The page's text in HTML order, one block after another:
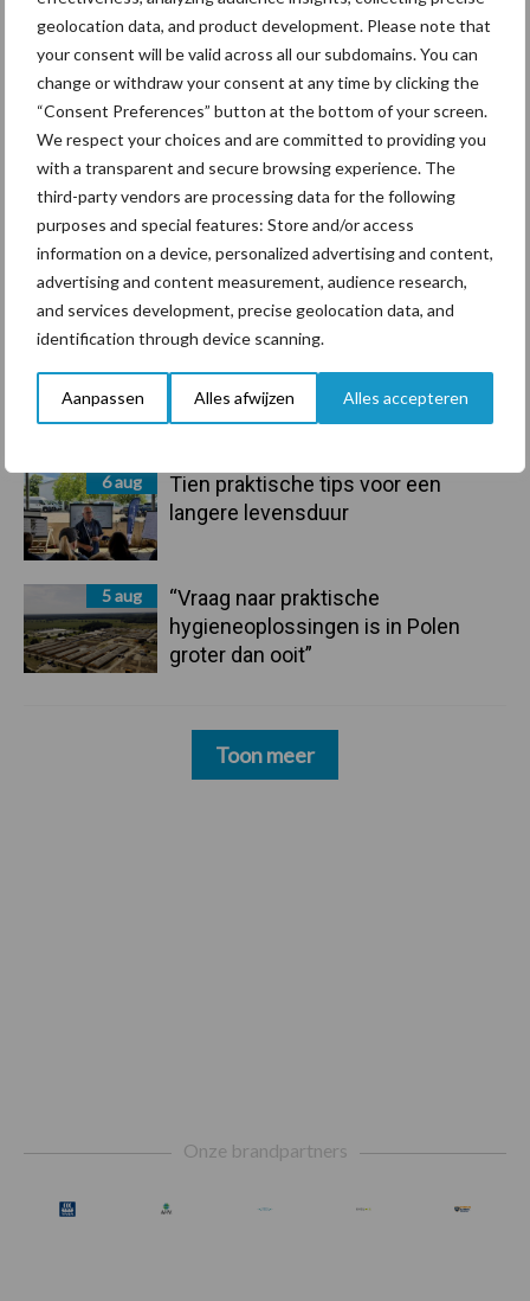
geolocation data, and product development. Please note that
your consent will be valid across all our subdomains. You can
change or withdraw your consent at any time by clicking the
“Consent Preferences” button at the bottom of your screen.
We respect your choices and are committed to providing you
with a transparent and secure browsing experience. The
third-party vendors are processing data for the following
purposes and special features: Store and/or access
information on a device, personalized advertising and content,
advertising and content measurement, audience research,
and services development, precise geolocation data, and
identification through device scanning.
Aanpassen Alles afwijzen Alles accepteren
Primaire
Sidebar
Recent nieuws Partner nieuws
7 aug
Grondstoffenmarkt blijft grillig:
droogte en geopolitiek houden
handel in de greep
De speenhuid: een vaak
onderschatte risicofactor voor
mastitis
marktaandeel groeien in krimpende
Nederlandse markt
6 aug
Tien praktische tips voor een
langere levensduur
5 aug
“Vraag naar praktische
hygieneoplossingen is in Polen
groter dan ooit”
Toon meer
Onze brandpartners